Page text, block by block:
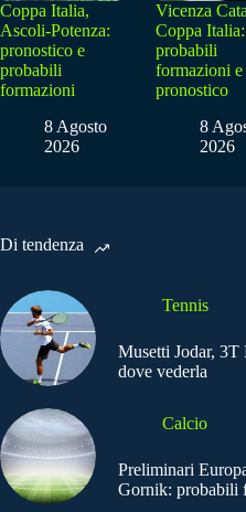
Coppa Italia,
Ascoli-Potenza:
pronostico e
probabili
formazioni
8 Agosto
2026
Vicenza
Coppa Italia:
probabili
formazioni e
pronostico
8
2026
Di tendenza
Tennis
Musetti Jodar, 3T
dove vederla
Calcio
Preliminari
Gornik: probabili